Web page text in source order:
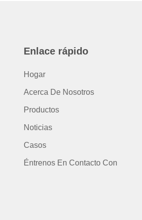
Enlace rápido
Hogar
Acerca De Nosotros
Productos
Noticias
Casos
Éntrenos En Contacto Con